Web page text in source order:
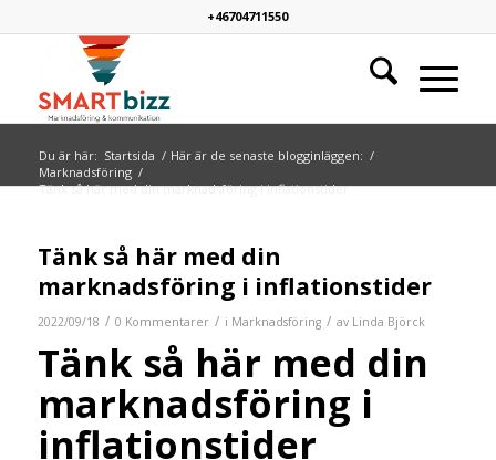
+46704711550
Du är här: Startsida / Här är de senaste blogginläggen: /
Marknadsföring /
Tänk så här med din marknadsföring i inflationstider
Tänk så här med din
marknadsföring i inflationstider
2022/09/18 / 0 Kommentarer / i Marknadsföring / av Linda Björck
Tänk så här med din
marknadsföring i
inflationstider